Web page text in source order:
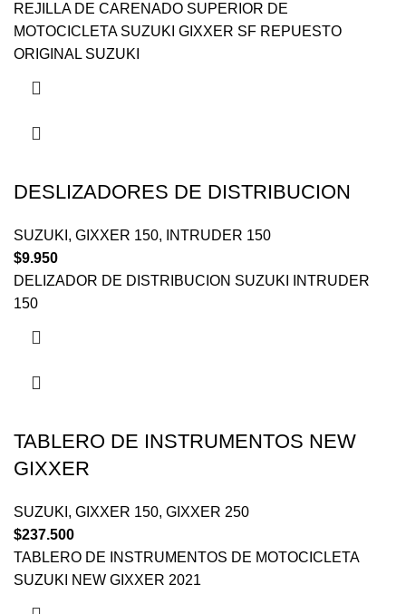
REJILLA DE CARENADO SUPERIOR DE
MOTOCICLETA SUZUKI GIXXER SF REPUESTO
ORIGINAL SUZUKI
DESLIZADORES DE DISTRIBUCION
SUZUKI , GIXXER 150,
INTRUDER 150
$9.950
DELIZADOR DE DISTRIBUCION SUZUKI INTRUDER
150
TABLERO DE INSTRUMENTOS NEW
GIXXER
SUZUKI , GIXXER 150, GIXXER 250
$237.500
TABLERO DE INSTRUMENTOS DE MOTOCICLETA
SUZUKI NEW GIXXER 2021